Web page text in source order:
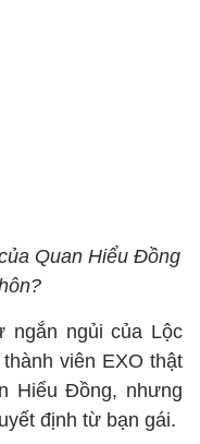
Quan Hiểu Đồng
ngủi của Lộc
viên EXO thật
Hiểu Đồng, nhưng
định từ bạn gái.